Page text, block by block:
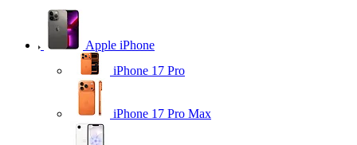
Apple iPhone
iPhone 17 Pro
iPhone 17 Pro Max